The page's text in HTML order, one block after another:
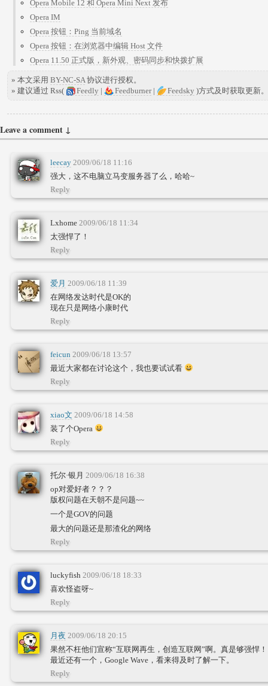
Opera Mobile 12 和 Opera Mini Next 发布
Opera IM
Opera 按钮：Ping 当前域名
Opera 按钮：在浏览器中编辑 Host 文件
Opera 11.50 正式版，新外观、密码同步和快拨扩展
» 本文采用 BY-NC-SA协议进行授权。
» 建议通过 Rss(
Feedly | Feedburner| Feedsky )方式及时获取更新。
Leave a comment ↓
leecay 2009/06/18 11:16
强大，这不电脑立马变服务器了么，哈哈~
Reply
Lxhome 2009/06/18 11:34
太强悍了！
Reply
爱月 2009/06/18 11:39
在网络发达时代是OK的
现在只是网络小康时代
Reply
feicun 2009/06/18 13:57
最近大家都在讨论这个，我也要试试看
Reply
xiao文 2009/06/18 14:58
装了个Opera
Reply
托尔·银月 2009/06/18 16:38
op对爱好者？？？
版权问题在天朝不是问题~~
一个是GOV的问题
最大的问题还是那渣化的网络
Reply
luckyfish 2009/06/18 18:33
喜欢怪盗呀~
Reply
月夜 2009/06/18 20:15
果然不枉他们宣称“互联网再生，创造互联网”啊。真是够强悍！
最近还有一个，Google Wave，看来得及时了解一下。
Reply